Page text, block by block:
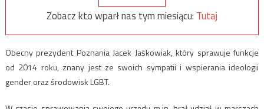
Zobacz kto wparł nas tym miesiącu: Tutaj
Obecny prezydent Poznania Jacek Jaśkowiak, który sprawuje funkcje
od 2014 roku, znany jest ze swoich sympatii i wspierania ideologii
gender oraz środowisk LGBT.